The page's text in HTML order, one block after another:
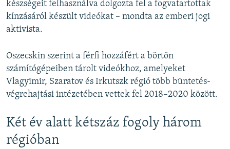
készségeit felhasználva dolgozta fel a fogvatartottak
kínzásáról készült videókat – mondta az emberi jogi
aktivista.
Oszecskin szerint a férfi hozzáfért a börtön
számítógépeiben tárolt videókhoz, amelyeket
Vlagyimir, Szaratov és Irkutszk régió több büntetés-
végrehajtási intézetében vettek fel 2018–2020 között.
Két év alatt kétszáz fogoly három
régióban